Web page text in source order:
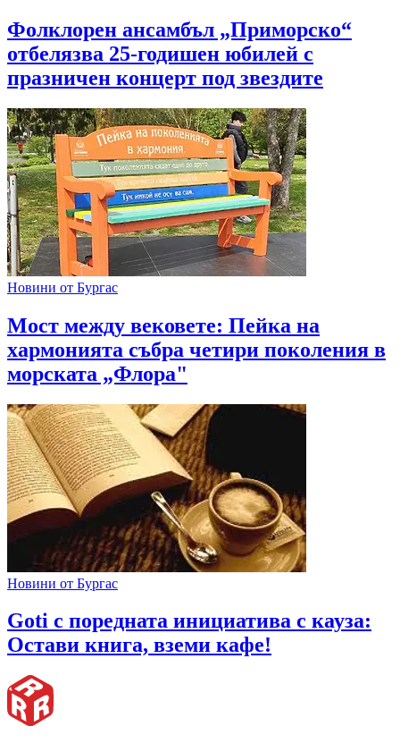
Фолклорен ансамбъл „Приморско“
отбелязва 25-годишен юбилей с
празничен концерт под звездите
Новини от Бургас
Мост между вековете: Пейка на
хармонията събра четири поколения в
морската „Флора"
Новини от Бургас
Goti с поредната инициатива с кауза:
Остави книга, вземи кафе!